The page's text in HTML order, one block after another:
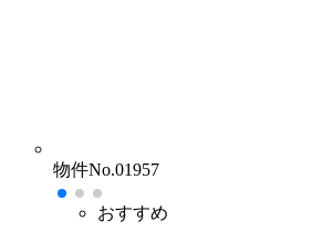
物件No.01957
おすすめ